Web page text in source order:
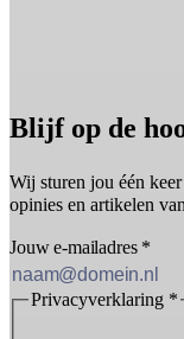
Blijf op de
Wij sturen jou één
opinies en artikelen
Jouw e-mailadres *
Privacyverklaring *